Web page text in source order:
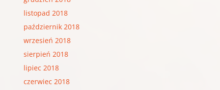
listopad 2018
październik 2018
wrzesień 2018
sierpień 2018
lipiec 2018
czerwiec 2018